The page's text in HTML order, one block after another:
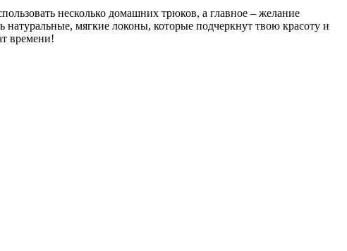
несколько домашних трюков, а главное – желание
мягкие локоны, которые подчеркнут твою красоту и
времени!